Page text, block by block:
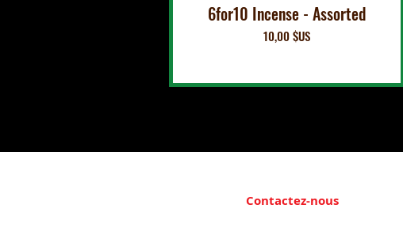
6for10 Incense - Assorted
Prix
10,00 $US
Contactez-nous